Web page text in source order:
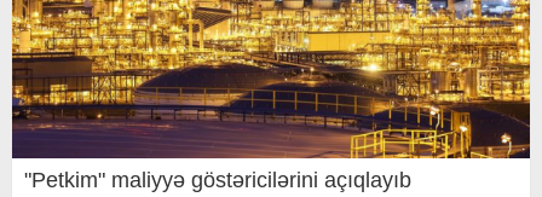
"Petkim" maliyyə göstəricilərini açıqlayıb